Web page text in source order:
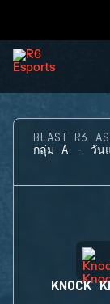
BLAST R6
กลุ่ม A - วัน
KNOCK